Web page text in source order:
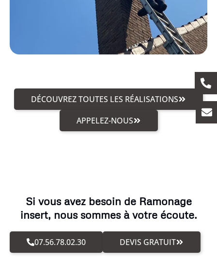
DÉCOUVREZ TOUTES LES RÉALISATIONS
APPELEZ-NOUS
Si vous avez besoin de Ramonage
insert, nous sommes à votre écoute.
07.56.78.02.30 DEVIS GRATUIT